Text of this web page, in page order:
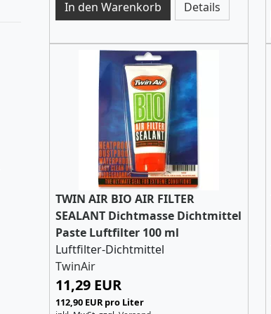
Details
TWIN AIR BIO AIR FILTER
SEALANT Dichtmasse Dichtmittel
Paste Luftfilter 100 ml
Luftfilter-Dichtmittel
TwinAir
11,29 EUR
112,90 EUR pro Liter